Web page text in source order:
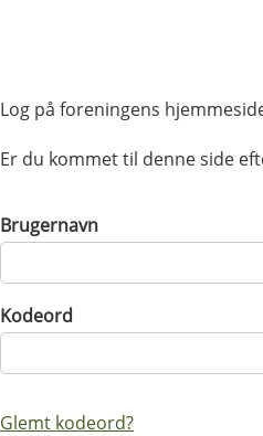
Log på foreningens
Er du kommet til denne side
Brugernavn
Kodeord
Glemt kodeord?